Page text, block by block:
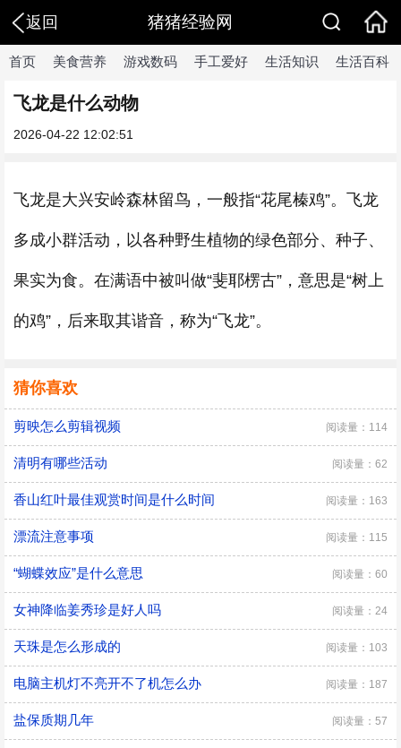
返回 猪猪经验网
首页 美食营养 游戏数码 手工爱好 生活知识 生活百科
飞龙是什么动物
2026-04-22 12:02:51
飞龙是大兴安岭森林留鸟，一般指“花尾榛鸡”。飞龙
多成小群活动，以各种野生植物的绿色部分、种子、
果实为食。在满语中被叫做“斐耶楞古”，意思是“树上
的鸡”，后来取其谐音，称为“飞龙”。
猜你喜欢
剪映怎么剪辑视频 阅读量：114
清明有哪些活动 阅读量：62
香山红叶最佳观赏时间是什么时间 阅读量：163
漂流注意事项 阅读量：115
“蝴蝶效应”是什么意思 阅读量：60
女神降临姜秀珍是好人吗 阅读量：24
天珠是怎么形成的 阅读量：103
电脑主机灯不亮开不了机怎么办 阅读量：187
盐保质期几年 阅读量：57